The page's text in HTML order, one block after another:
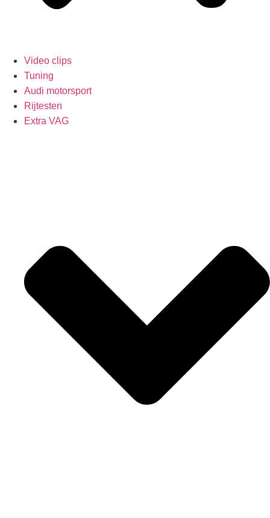
Video clips
Tuning
Audi motorsport
Rijtesten
Extra VAG